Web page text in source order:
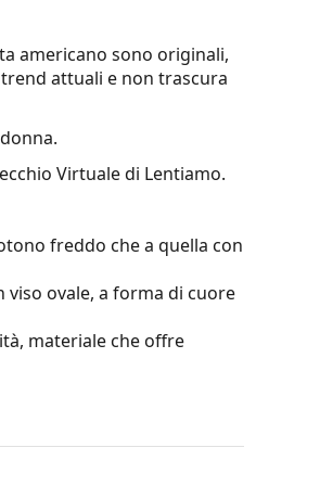
americano sono originali,
attuali e non trascura
Virtuale di Lentiamo.
freddo che a quella con
viso ovale, a forma di cuore
materiale che offre